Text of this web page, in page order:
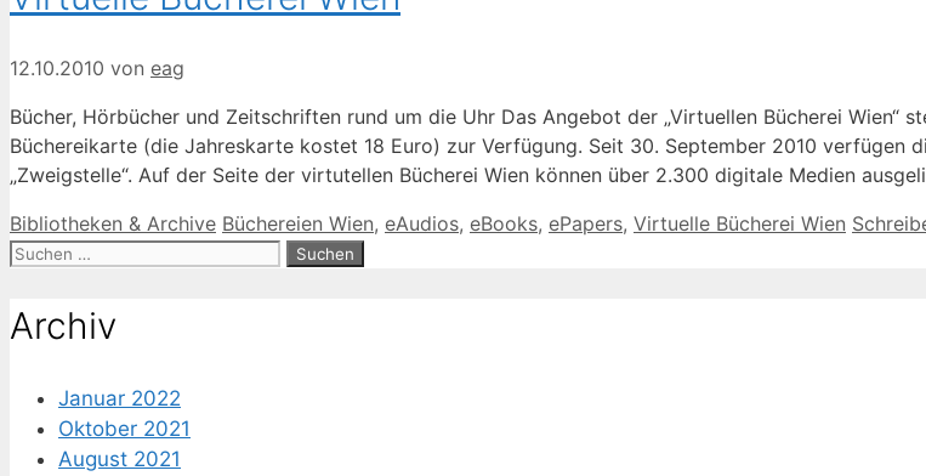
12.10.2010 von eag
Bücher, Hörbücher und Zeitschriften rund um die Uhr Das Angebot der „Virtuellen Bücherei Wien“
Büchereikarte (die Jahreskarte kostet 18 Euro) zur Verfügung. Seit 30. September 2010 verfügen
„Zweigstelle“. Auf der Seite der virtutellen Bücherei Wien können über 2.300 digitale Medien
Kategorien
Bibliotheken & Archive Schlagwörter
Büchereien Wien, eAudios, eBooks, ePapers, Virtuelle Bücherei Wien
Suche
Archiv
Januar 2022
Oktober 2021
August 2021